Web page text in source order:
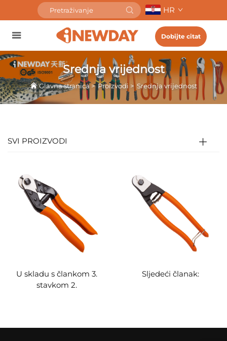
HR
Dobijte citat
Srednja vrijednost
Glavna stranica> Proizvodi>Srednja vrijednost
SVI PROIZVODI
U skladu s člankom 3.
stavkom 2.
Sljedeći članak: